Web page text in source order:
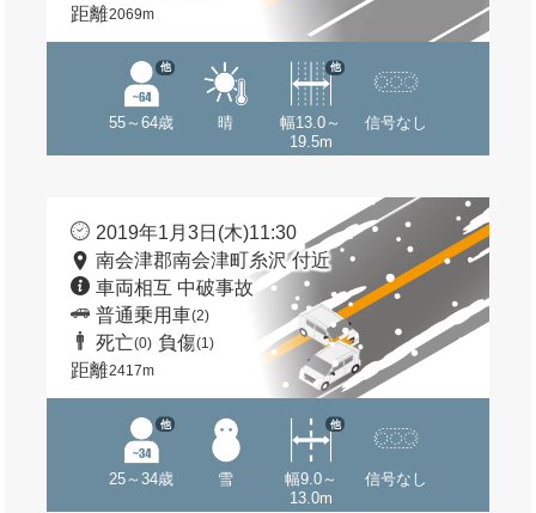
距離2069m
55～64歳
他
晴
幅13.0～
19.5m
他
信号なし
2019年1月3日(木)11:30
南会津郡南会津町糸沢 付近
車両相互 中破事故
普通乗用車(2)
死亡(0) 負傷(1)
距離2417m
25～34歳
他
雪
幅9.0～
13.0m
他
信号なし